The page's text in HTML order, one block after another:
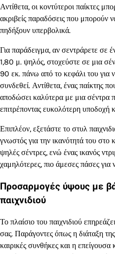
Αντίθετα, οι κοντύτεροι παίκτες
ακριβείς παραδόσεις που μπορούν
πηδήξουν υπερβολικά.
Για παράδειγμα, αν σεντράρετε σε
1,80 μ. ψηλός, στοχεύστε σε μια
90 εκ. πάνω από το κεφάλι του για
συνδεθεί. Αντίθετα, ένας παίκτης
αποδώσει καλύτερα με μια σέντρα
επιτρέποντας ευκολότερη υποδοχή
Επιπλέον, εξετάστε το στυλ
γνωστός για την ικανότητά του στο
ψηλές σέντρες, ενώ ένας ικανός
χαμηλότερες, πιο άμεσες πάσες για
Προσαρμογές ύψους με
παιχνιδιού
Το πλαίσιο του παιχνιδιού
σας. Παράγοντες όπως η διάταξη
καιρικές συνθήκες και η